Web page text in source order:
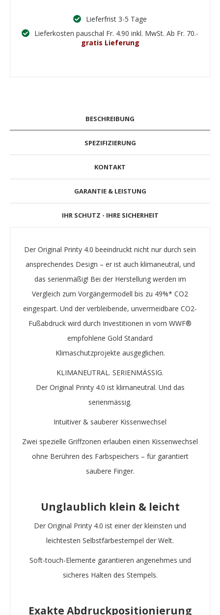
Lieferfrist 3-5 Tage
Lieferkosten pauschal Fr. 4.90 inkl. MwSt. Ab Fr. 70.-
gratis Lieferung
BESCHREIBUNG
SPEZIFIZIERUNG
KONTAKT
GARANTIE & LEISTUNG
IHR SCHUTZ - IHRE SICHERHEIT
Der Original Printy 4.0 beeindruckt nicht nur durch sein
ansprechendes Design – er ist auch klimaneutral, und
das serienmäßig! Bei der Herstellung werden im
Vergleich zum Vorgängermodell bis zu 49%* CO2
eingespart. Und der verbleibende, unvermeidbare CO2-
Fußabdruck wird durch Investitionen in vom WWF®
empfohlene Gold Standard
Klimaschutzprojekte ausgeglichen.
KLIMANEUTRAL. SERIENMÄSSIG.
Der Original Printy 4.0 ist klimaneutral. Und das
serienmässig.
Intuitiver & sauberer Kissenwechsel
Zwei spezielle Griffzonen erlauben einen Kissenwechsel
ohne Berühren des Farbspeichers – für garantiert
saubere Finger.
Unglaublich klein & leicht
Der Original Printy 4.0 ist einer der kleinsten und
leichtesten Selbstfärbestempel der Welt.
Soft-touch-Elemente garantieren angenehmes und
sicheres Halten des Stempels.
Exakte Abdruckpositionierung